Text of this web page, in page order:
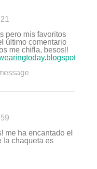
pero mis favoritos
último comentario
me chifla, besos!!
me ha encantado el
la chaqueta es